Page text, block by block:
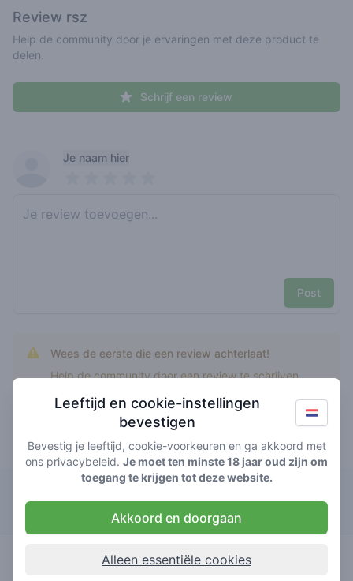
Review rsz
Help de community door je ervaringen met deze product te
delen.
Schrijf een review
Recent reviews
Je naam hier
Post
Wees de eerste die een review achterlaat!
Help de community door een review te schrijven.
Top rated rsz
Leeftijd en cookie-instellingen
bevestigen
Bevestig je leeftijd, cookie-voorkeuren en ga akkoord met
ons privacybeleid. Je moet ten minste 18 jaar oud zijn om
toegang te krijgen tot deze website.
Akkoord en doorgaan
Alleen essentiële cookies